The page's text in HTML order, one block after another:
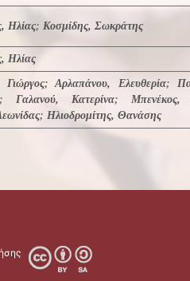
Ηλίας; Κοσμίδης, Σωκράτης
Ηλίας
Γιώργος;Αρλαπάνου, Ελευθερία;
; Γαλανού, Κατερίνα; Μπενέκος,
; Ηλιοδρομίτης, Θανάσης